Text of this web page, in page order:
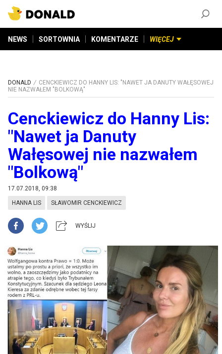
NEWS SORTOWNIA KOMENTARZE WIĘCEJ
DONALD
CENCKIEWICZ DO HANNY LIS: "NAWET JA DANUTY WAŁĘSOWEJ
NIE NAZWAŁEM "BOLKOWĄ"
Cenckiewicz do Hanny Lis:
"Nawet ja Danuty
Wałęsowej nie nazwałem
"Bolkową"
17.07.2018, 09:38
HANNA LIS SŁAWOMIR CENCKIEWICZ
WYŚLIJ